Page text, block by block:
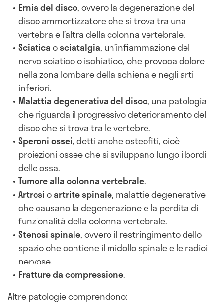
Ernia del disco, ovvero la degenerazione del
disco ammortizzatore che si trova tra una
vertebra e l’altra della colonna vertebrale.
Sciaticaosciatalgia, un’infiammazione del
nervo sciatico o ischiatico, che provoca dolore
nella zona lombare della schiena e negli arti
inferiori.
Malattia degenerativa del disco, una patologia
che riguarda il progressivo deterioramento del
disco che si trova tra le vertebre.
Speroni ossei, detti anche osteofiti, cioè
proiezioni ossee che si sviluppano lungo i bordi
delle ossa.
Tumore alla colonna vertebrale.
Artrosioartrite spinale, malattie degenerative
che causano la degenerazione e la perdita di
funzionalità della colonna vertebrale.
Stenosi spinale, ovvero il restringimento dello
spazio che contiene il midollo spinale e le radici
nervose.
Fratture da compressione.
Altre patologie comprendono: